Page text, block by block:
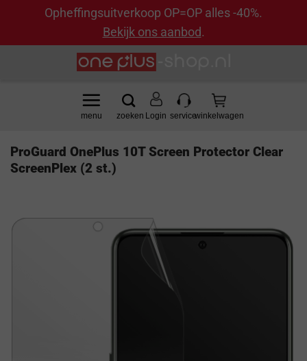
Opheffingsuitverkoop OP=OP alles -40%.
Bekijk ons aanbod.
Login
ProGuard OnePlus 10T Screen Protector Clear
ScreenPlex (2 st.)